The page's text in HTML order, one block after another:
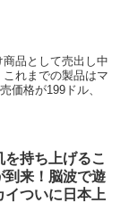
品として売出し中
れまでの製品はマ
価格が199ドル、
持ち上げるこ
到来！脳波で遊
イついに日本上